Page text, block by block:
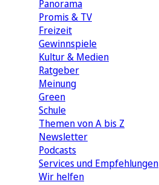
Panorama
Promis & TV
Freizeit
Gewinnspiele
Kultur & Medien
Ratgeber
Meinung
Green
Schule
Themen von A bis Z
Newsletter
Podcasts
Services und Empfehlungen
Wir helfen